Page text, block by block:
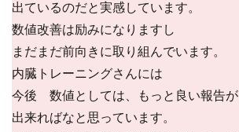
出ているのだと実感しています。
数値改善は励みになりますし
まだまだ前向きに取り組んでいます。
内臓トレーニングさんには
今後 数値としては、もっと良い報告が
出来ればなと思っています。